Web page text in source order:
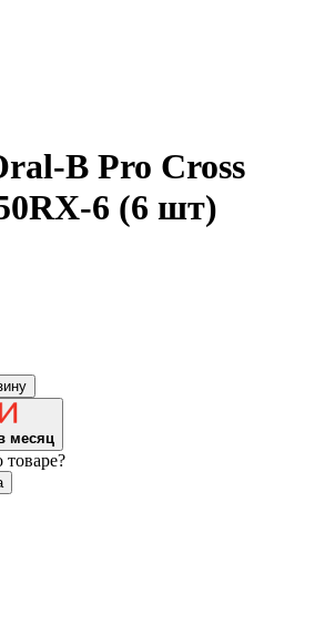
B Pro Cross
6 (6 шт)
месяц